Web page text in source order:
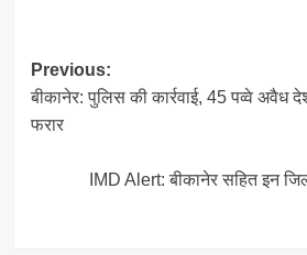
Post
navigation
Previous:
बीकानेर: पुलिस की कार्रवाई, 45 पव्वे अवैध
फरार
IMD Alert: बीकानेर सहित इन